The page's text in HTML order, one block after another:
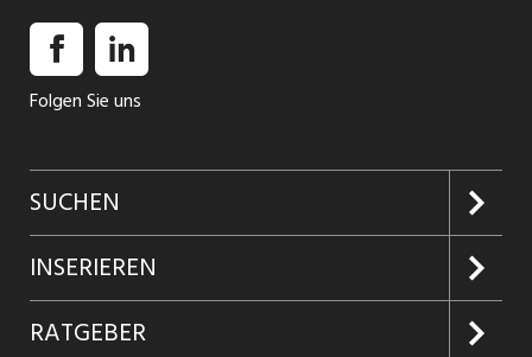
Folgen Sie uns
SUCHEN
Jobs suchen
Jobabo
INSERIEREN
Kundenlogin
RATGEBER